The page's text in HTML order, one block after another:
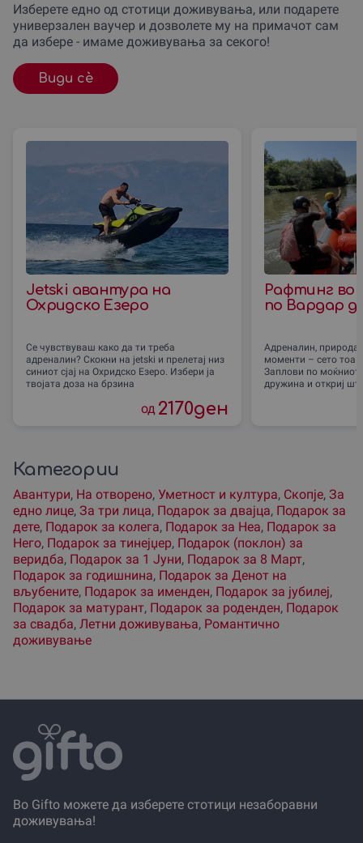
Изберете едно од стотици доживувања, или подарете
универзален ваучер и дозволете му на примачот сам
да избере - имаме доживувања за секого!
Види сè
Jetski авантура на
Охридско Езеро
Се чувствуваш како да ти треба
адреналин? Скокни на jetski и прелетај низ
синиот сјај на Охридско Езеро. Избери ја
твојата доза на брзина
од 2170ден
Рафтинг во
по Вардар
Адреналин, природа
моменти – сето тоа
Заплови по моќниот
дружина и откриј
Категории
Авантури, На отворено, Уметност и култура, Скопjе, За
едно лице, За три лица, Подарок за двајца, Подарок за
дете, Подарок за колега, Подарок за Неа, Подарок за
Него, Подарок за тинејџер, Подарок (поклон) за
веридба, Подарок за 1 Јуни, Подарок за 8 Март,
Подарок за годишнина, Подарок за Денот на
вљубените, Подарок за именден, Подарок за јубилеј,
Подарок за матурант, Подарок за роденден, Подарок
за свадба, Летни доживувања, Романтично
доживување
Во Gifto можете да изберете стотици незаборавни
доживувања!